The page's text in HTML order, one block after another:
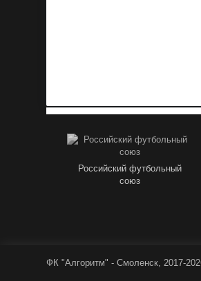
Российский футбольный
союз
ФК "Алгоритм" - Смоленск, 2017-